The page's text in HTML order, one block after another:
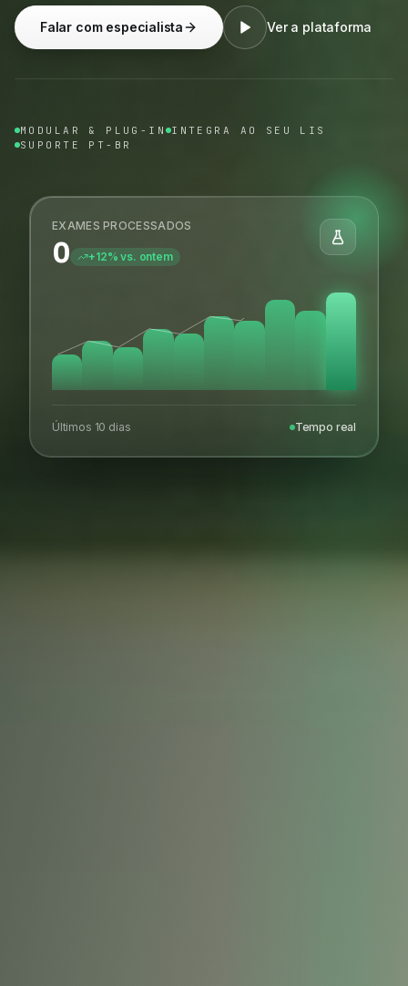
Falar com especialista Ver a plataforma
MODULAR & PLUG-IN INTEGRA AO SEU LIS
SUPORTE PT-BR
EXAMES PROCESSADOS
0 +12% vs. ontem
Últimos 10 dias Tempo real